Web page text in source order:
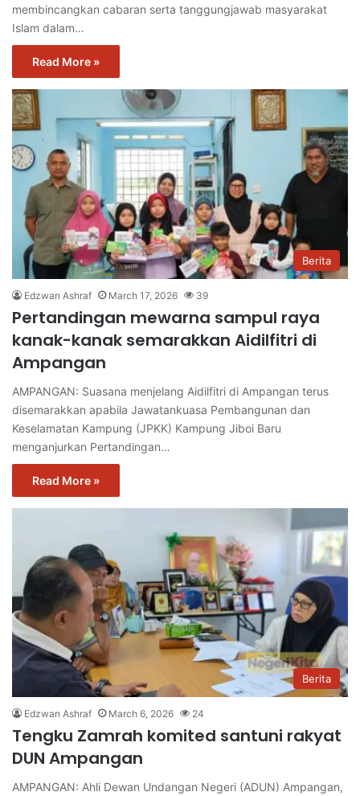
membincangkan cabaran serta tanggungjawab masyarakat
Islam dalam…
Read More »
Berita
Edzwan Ashraf March 17, 2026 39
Pertandingan mewarna sampul raya
kanak-kanak semarakkan Aidilfitri di
Ampangan
AMPANGAN: Suasana menjelang Aidilfitri di Ampangan terus
disemarakkan apabila Jawatankuasa Pembangunan dan
Keselamatan Kampung (JPKK) Kampung Jiboi Baru
menganjurkan Pertandingan…
Read More »
Berita
Edzwan Ashraf March 6, 2026 24
Tengku Zamrah komited santuni rakyat
DUN Ampangan
AMPANGAN: Ahli Dewan Undangan Negeri (ADUN) Ampangan,